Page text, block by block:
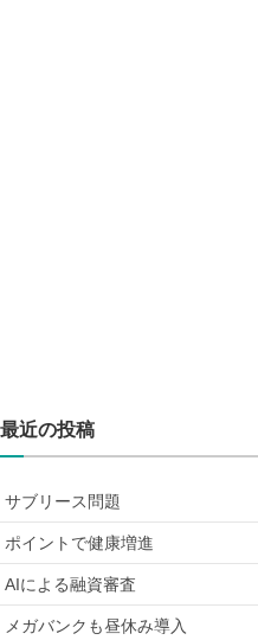
最近の投稿
サブリース問題
ポイントで健康増進
AIによる融資審査
メガバンクも昼休み導入